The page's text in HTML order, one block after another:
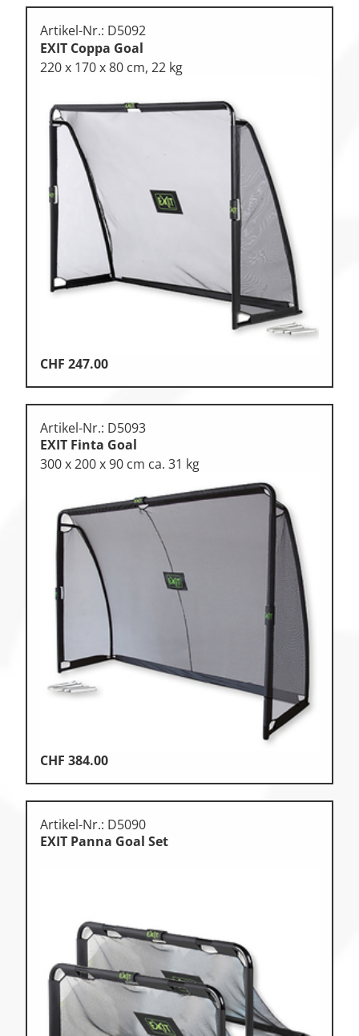
Artikel-Nr.: D5092
EXIT Coppa Goal
220 x 170 x 80 cm, 22 kg
CHF 247.00
Artikel-Nr.: D5093
EXIT Finta Goal
300 x 200 x 90 cm ca. 31 kg
CHF 384.00
Artikel-Nr.: D5090
EXIT Panna Goal Set